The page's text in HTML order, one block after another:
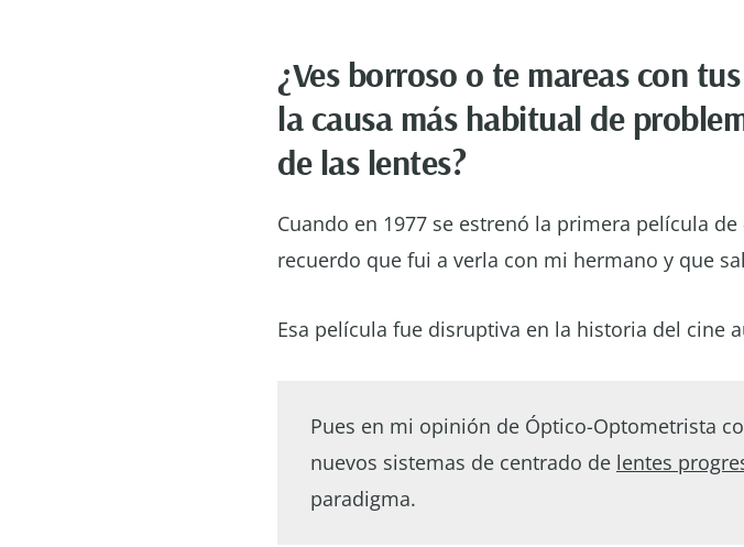
¿Ves borroso o te mareas con
la causa más habitual de
de las lentes?
Cuando en 1977 se estrenó la primera película
recuerdo que fui a verla con mi hermano y que
Esa película fue disruptiva en la historia del cine
Pues en mi opinión de Óptico-Optometrista
nuevos sistemas de centrado de lentes
paradigma.